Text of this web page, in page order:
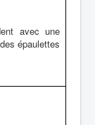
avec une
épaulettes